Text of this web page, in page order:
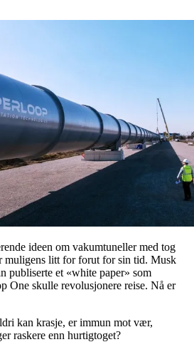
ideen om vakumtuneller med tog
muligens litt for forut for sin tid. Musk
publiserte et «white paper» som
One skulle revolusjonere reise. Nå er
kan krasje, er immun mot vær,
raskere enn hurtigtoget?